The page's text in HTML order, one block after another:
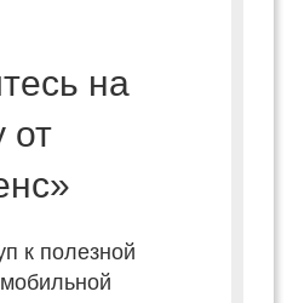
на
от
к полезной